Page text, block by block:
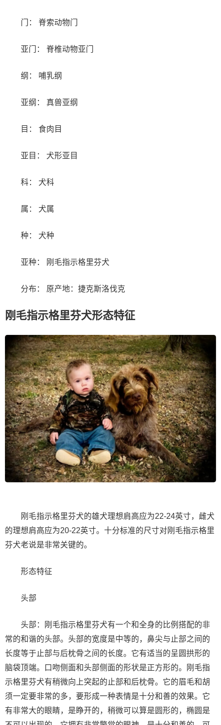
门： 脊索动物门
亚门： 脊椎动物亚门
纲： 哺乳纲
亚纲： 真兽亚纲
目： 食肉目
亚目： 犬形亚目
科： 犬科
属： 犬属
种： 犬种
亚种： 刚毛指示格里芬犬
分布： 原产地：捷克斯洛伐克
刚毛指示格里芬犬形态特征
刚毛指示格里芬犬的雄犬理想肩高应为22-24英寸，雌犬
的理想肩高应为20-22英寸。十分标准的尺寸对刚毛指示格里
芬犬老说是非常关键的。
形态特征
头部
头部：刚毛指示格里芬犬有一个和全身的比例搭配的非
常的和谐的头部。头部的宽度是中等的，鼻尖与止部之间的
长度等于止部与后枕骨之间的长度。它有适当的呈圆拱形的
脑袋顶端。口吻侧面和头部侧面的形状是正方形的。刚毛指
示格里芬犬有稍微向上突起的止部和后枕骨。它的眉毛和胡
须一定要非常的多，要形成一种表情是十分和善的效果。它
有非常大的眼睛，是睁开的，稍微可以算是圆形的，椭圆是